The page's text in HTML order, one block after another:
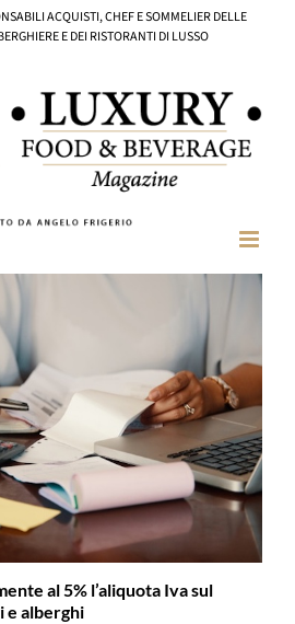
ACQUISTI, CHEF E SOMMELIER DELLE
E DEI RISTORANTI DI LUSSO
al 5% l’aliquota Iva sul
e alberghi